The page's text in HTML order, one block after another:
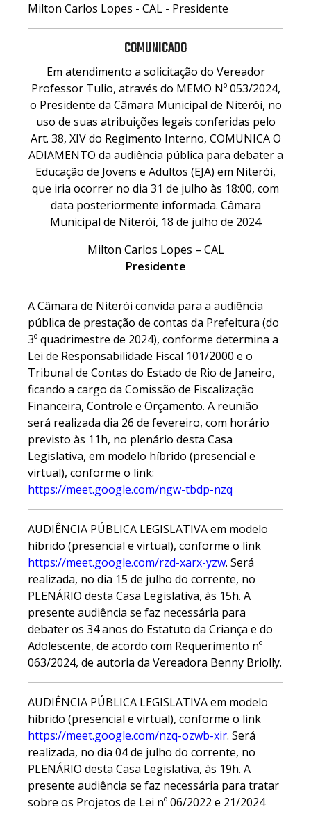
Milton Carlos Lopes - CAL - Presidente
COMUNICADO
Em atendimento a solicitação do Vereador
Professor Tulio, através do MEMO Nº 053/2024,
o Presidente da Câmara Municipal de Niterói, no
uso de suas atribuições legais conferidas pelo
Art. 38, XIV do Regimento Interno, COMUNICA O
ADIAMENTO da audiência pública para debater a
Educação de Jovens e Adultos (EJA) em Niterói,
que iria ocorrer no dia 31 de julho às 18:00, com
data posteriormente informada. Câmara
Municipal de Niterói, 18 de julho de 2024
Milton Carlos Lopes – CAL
Presidente
A Câmara de Niterói convida para a audiência
pública de prestação de contas da Prefeitura (do
3º quadrimestre de 2024), conforme determina a
Lei de Responsabilidade Fiscal 101/2000 e o
Tribunal de Contas do Estado de Rio de Janeiro,
ficando a cargo da Comissão de Fiscalização
Financeira, Controle e Orçamento. A reunião
será realizada dia 26 de fevereiro, com horário
previsto às 11h, no plenário desta Casa
Legislativa, em modelo híbrido (presencial e
virtual), conforme o link:
https://meet.google.com/ngw-tbdp-nzq
AUDIÊNCIA PÚBLICA LEGISLATIVA em modelo
híbrido (presencial e virtual), conforme o link
https://meet.google.com/rzd-xarx-yzw. Será
realizada, no dia 15 de julho do corrente, no
PLENÁRIO desta Casa Legislativa, às 15h. A
presente audiência se faz necessária para
debater os 34 anos do Estatuto da Criança e do
Adolescente, de acordo com Requerimento nº
063/2024, de autoria da Vereadora Benny Briolly.
AUDIÊNCIA PÚBLICA LEGISLATIVA em modelo
híbrido (presencial e virtual), conforme o link
https://meet.google.com/nzq-ozwb-xir. Será
realizada, no dia 04 de julho do corrente, no
PLENÁRIO desta Casa Legislativa, às 19h. A
presente audiência se faz necessária para tratar
sobre os Projetos de Lei nº 06/2022 e 21/2024